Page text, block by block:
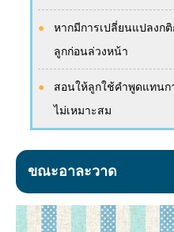
หากมีการเปลี่ยนแปลงก
ลูกก่อนล่วงหน้า
สอนให้ลูกใช้คำพูดแทน
ไม่เหมาะสม
ขณะอาละวาด